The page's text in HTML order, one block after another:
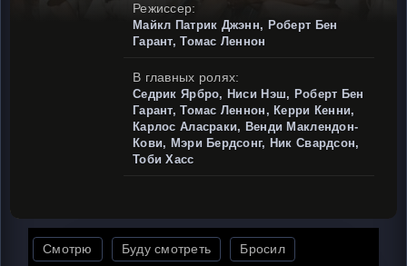
Режиссер:
Майкл Патрик Джэнн, Роберт Бен
Гарант, Томас Леннон
В главных ролях:
Седрик Ярбро, Ниси Нэш, Роберт Бен
Гарант, Томас Леннон, Керри Кенни,
Карлос Аласраки, Венди Маклендон-
Кови, Мэри Бердсонг, Ник Свардсон,
Тоби Хасс
Смотрю Буду смотреть Бросил